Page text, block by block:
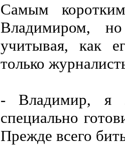
Самым
Владимиром,
учитывая, как
только
- Владимир, я
специально
Прежде всего